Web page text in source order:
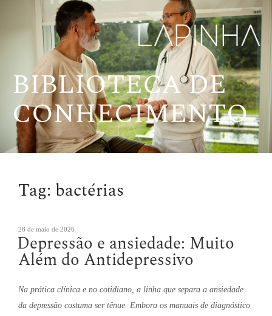
BIBLIOTECA DE
CONHECIMENTO
Tag: bactérias
Publicado
em
28 de maio de 2026
Depressão e ansiedade: Muito
Além do Antidepressivo
Na prática clínica e no cotidiano, a linha que separa a ansiedade
da depressão costuma ser tênue. Embora os manuais de diagnóstico